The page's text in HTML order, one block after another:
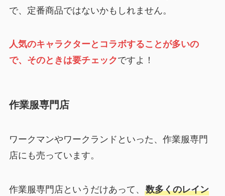
で、定番商品ではないかもしれません。
人気のキャラクターとコラボすることが多いの
で、そのときは要チェックですよ！
作業服専門店
ワークマンやワークランドといった、作業服専門
店にも売っています。
作業服専門店というだけあって、 数多くのレイン